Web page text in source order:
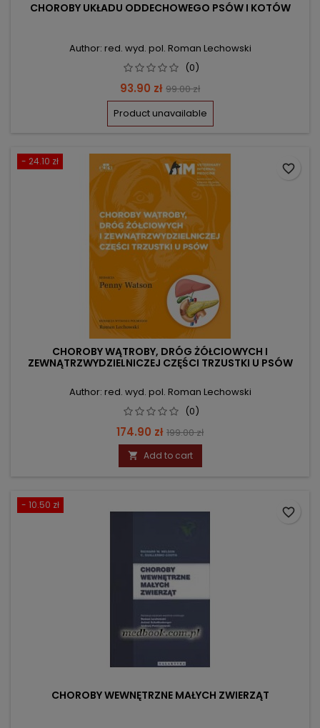
CHOROBY UKŁADU ODDECHOWEGO PSÓW I KOTÓW
Author: red. wyd. pol. Roman Lechowski
(0)
Price
93.90 zł Regular
price
99.00 zł
Product unavailable
- 24.10 zł
CHOROBY WĄTROBY, DRÓG ŻÓŁCIOWYCH I
ZEWNĄTRZWYDZIELNICZEJ CZĘŚCI TRZUSTKI U PSÓW
Author: red. wyd. pol. Roman Lechowski
(0)
Price
174.90 zł Regular
price
199.00 zł
 Add to cart
favorite_border
- 10.50 zł
CHOROBY WEWNĘTRZNE MAŁYCH ZWIERZĄT
favorite_border